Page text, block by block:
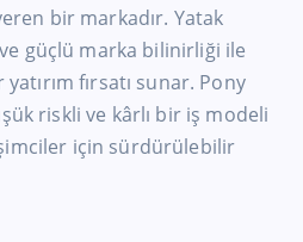
bir markadır. Yatak
güçlü marka bilinirliği ile
fırsatı sunar. Pony
riskli ve kârlı bir iş modeli
için sürdürülebilir